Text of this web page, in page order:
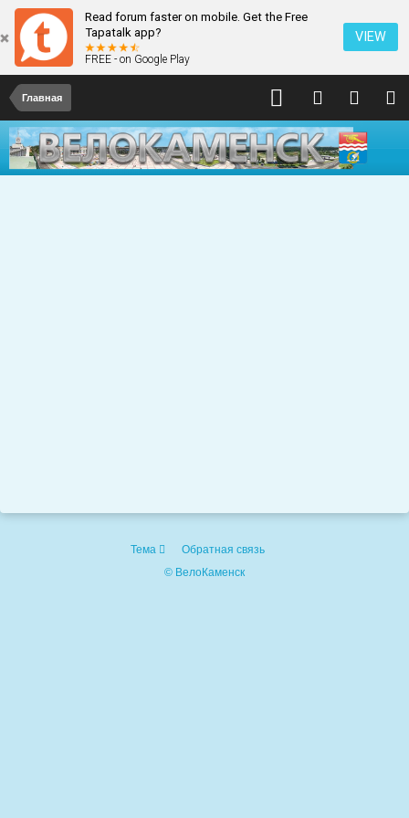
Read forum faster on mobile. Get the Free
Tapatalk app?
FREE - on Google Play
VIEW
Главная
Тема
Обратная связь
© ВелоКаменск